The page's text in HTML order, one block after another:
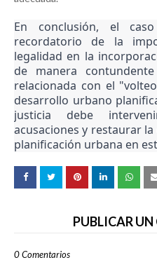
En conclusión, el
recordatorio de la
legalidad en la
de manera
relacionada con el
desarrollo urbano
justicia debe
acusaciones y restaurar
planificación urbana en
PUBLICAR
0 Comentarios